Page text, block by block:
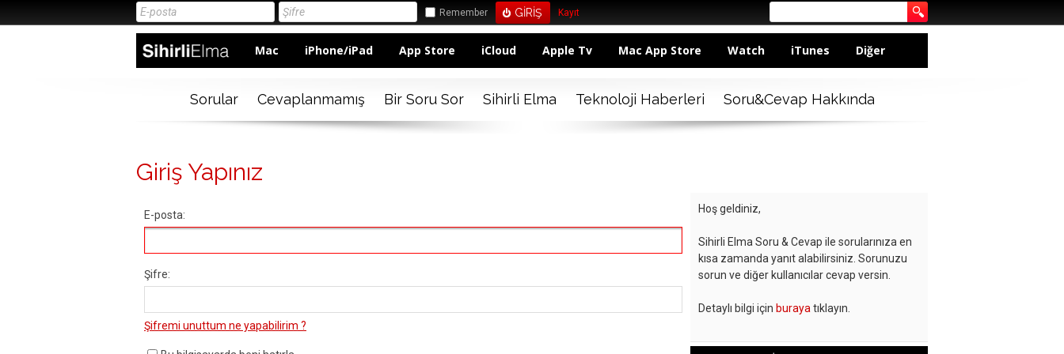
Remember Kayıt
Mac iPhone/iPad App Store iCloud Apple Tv Mac App Store Watch iTunes Diğer
Sorular Cevaplanmamış Bir Soru Sor Sihirli Elma Teknoloji Haberleri Soru&Cevap Hakkında
Giriş Yapınız
E-posta:
Şifre:
Şifremi unuttum ne yapabilirim ?
Hoş geldiniz,
Sihirli Elma Soru & Cevap ile sorularınıza en
kısa zamanda yanıt alabilirsiniz. Sorunuzu
sorun ve diğer kullanıcılar cevap versin.
Detaylı bilgi için buraya tıklayın.